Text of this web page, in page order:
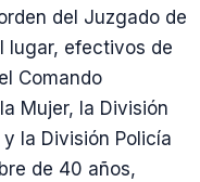
del Juzgado de
lugar, efectivos de
Comando
Mujer, la División
la División Policía
de 40 años,